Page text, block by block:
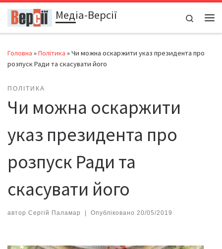
Перейти до вмістуМедіа-Версії
Search
Головна »Політика »Чи можна оскаржити указ президента про
розпуск Ради та скасувати його
ПОЛІТИКА
Чи можна оскаржити
указ президента про
розпуск Ради та
скасувати його
автор Сергій Паламар | Опубліковано 20/05/2019